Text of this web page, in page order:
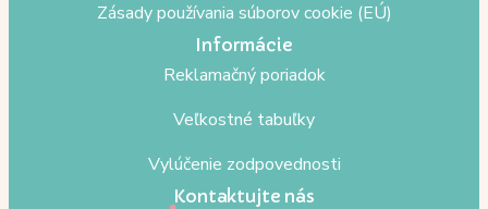
Zásady používania súborov cookie (EÚ)
Informácie
Reklamačný poriadok
Veľkostné tabuľky
Vylúčenie zodpovednosti
Kontaktujte nás